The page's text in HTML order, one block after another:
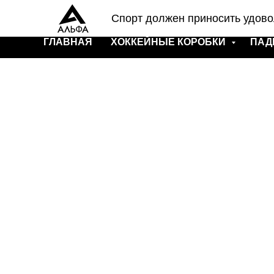
Спорт должен приносить
ГЛАВНАЯ ХОККЕЙНЫЕ КОРОБКИ